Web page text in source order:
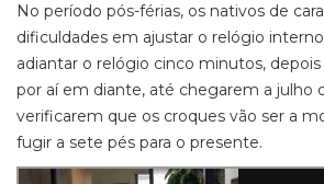
No período pós-férias, os nativos de
dificuldades em ajustar o relógio
adiantar o relógio cinco minutos,
por aí em diante, até chegarem a julho
verificarem que os croques vão ser a
fugir a sete pés para o presente.